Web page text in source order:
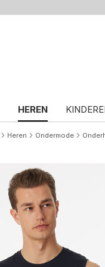
HEREN
Heren Ondermode